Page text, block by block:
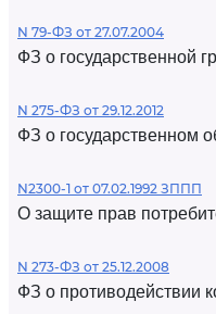
N 79-ФЗ от 27.07.2004
ФЗ о государственной
N 275-ФЗ от 29.12.2012
ФЗ о государственном
N2300-1 от 07.02.1992 ЗППП
О защите прав
N 273-ФЗ от 25.12.2008
ФЗ о противодействии